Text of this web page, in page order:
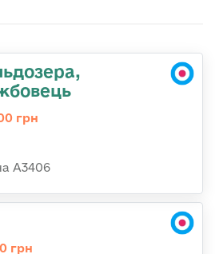
грн
А3406
грн